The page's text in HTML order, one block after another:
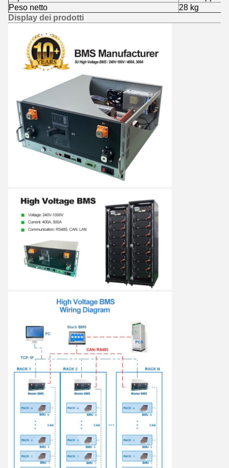
Peso netto
28 kg
Display dei prodotti